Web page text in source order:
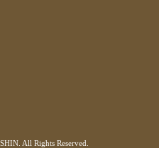
All Rights Reserved.